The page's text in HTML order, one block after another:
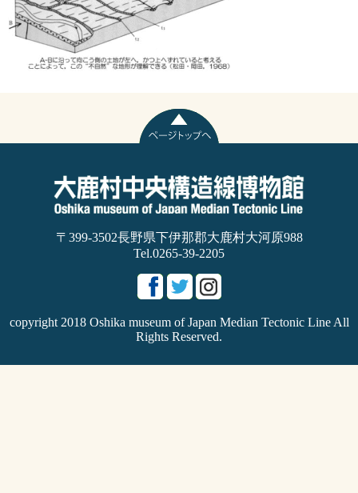
〒399-3502長野県下伊那郡大鹿村大河原988
Tel.0265-39-2205
copyright 2018 Oshika museum of Japan Median Tectonic Line All
Rights Reserved.